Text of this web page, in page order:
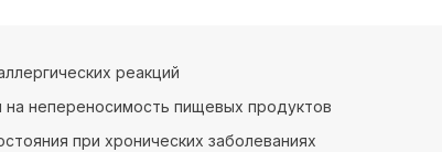
реакций
на непереносимость пищевых продуктов
при хронических заболеваниях